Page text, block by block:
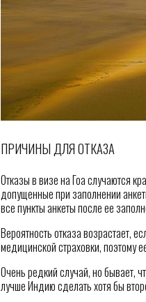
ПРИЧИНЫ ДЛЯ ОТКАЗА
Отказы в визе на Гоа случаются
допущенные при заполнении
все пункты анкеты после ее
Вероятность отказа возрастает,
медицинской страховки, поэтому
Очень редкий случай, но бывает,
лучше Индию сделать хотя бы